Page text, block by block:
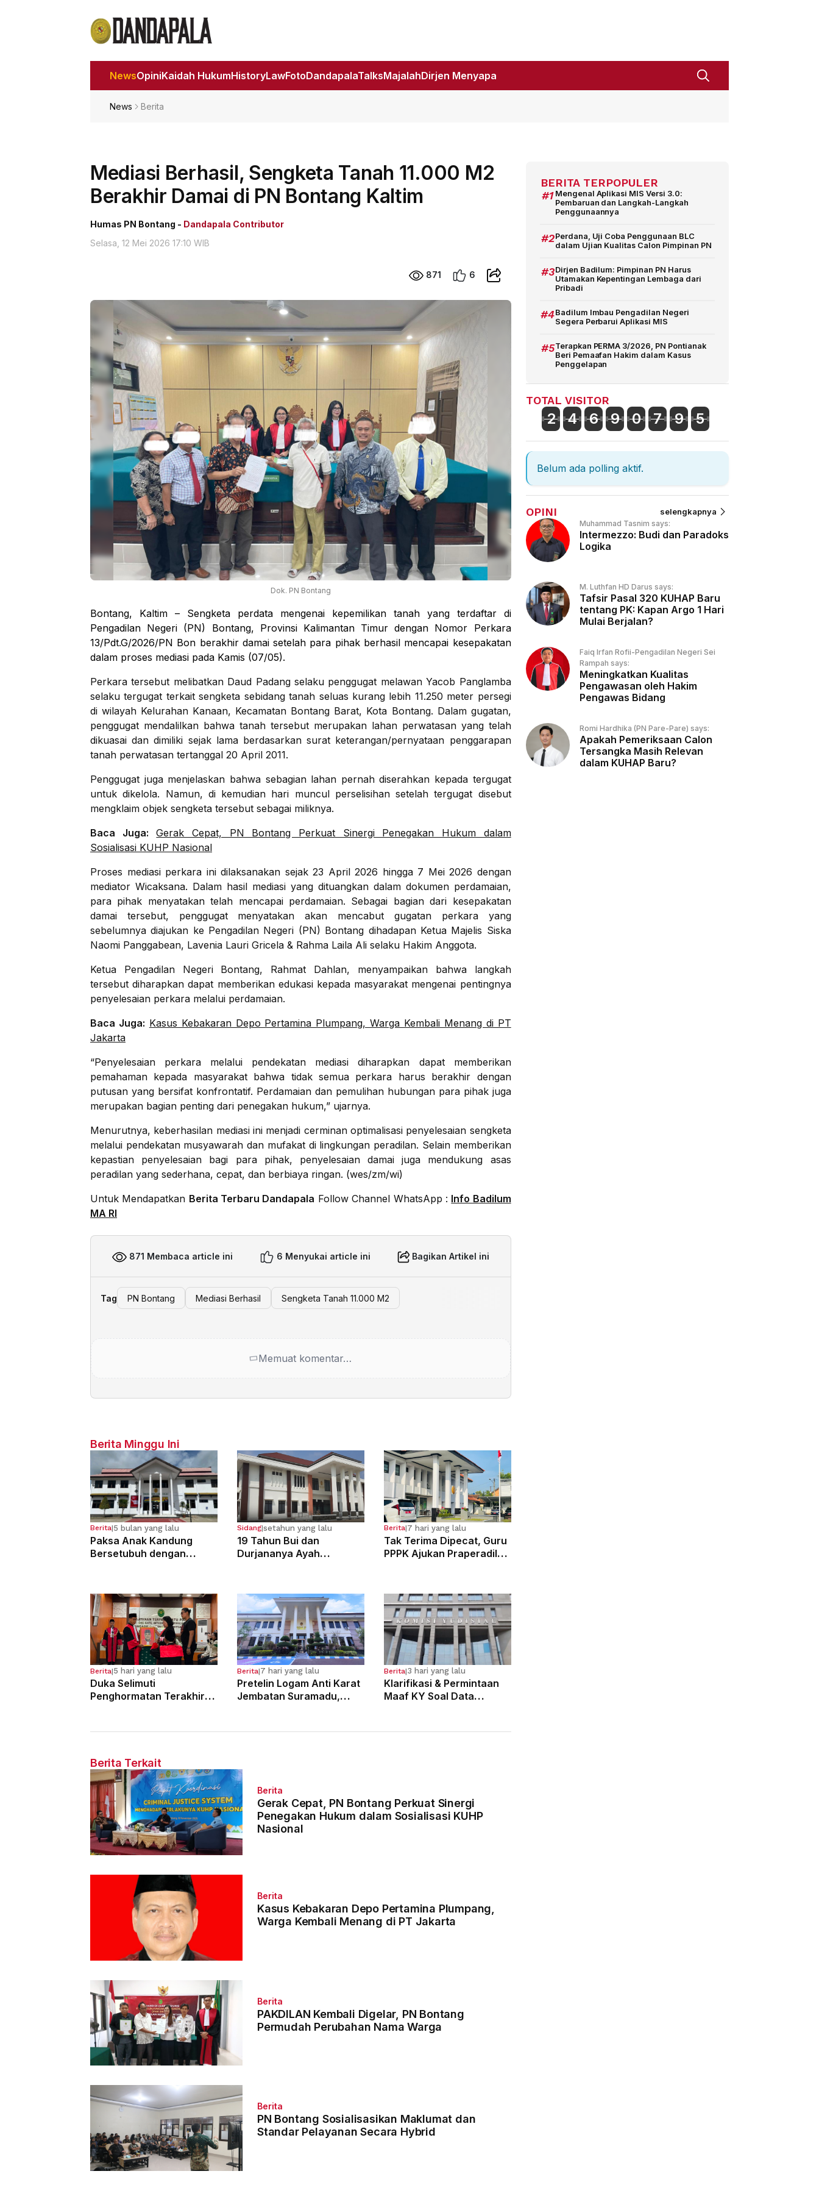
NewsOpiniKaidah HukumHistoryLawFotoDandapalaTalksMajalahDirjen Menyapa
News Berita
Mediasi Berhasil, Sengketa Tanah 11.000 M2
Berakhir Damai di PN Bontang Kaltim
Humas PN Bontang - Dandapala Contributor
Selasa, 12 Mei 2026 17:10 WIB
871 6
Dok. PN Bontang
Bontang, Kaltim – Sengketa perdata mengenai kepemilikan tanah yang terdaftar di
Pengadilan Negeri (PN) Bontang, Provinsi Kalimantan Timur dengan Nomor Perkara
13/Pdt.G/2026/PN Bon berakhir damai setelah para pihak berhasil mencapai kesepakatan
dalam proses mediasi pada Kamis (07/05).
Perkara tersebut melibatkan Daud Padang selaku penggugat melawan Yacob Panglamba
selaku tergugat terkait sengketa sebidang tanah seluas kurang lebih 11.250 meter persegi
di wilayah Kelurahan Kanaan, Kecamatan Bontang Barat, Kota Bontang. Dalam gugatan,
penggugat mendalilkan bahwa tanah tersebut merupakan lahan perwatasan yang telah
dikuasai dan dimiliki sejak lama berdasarkan surat keterangan/pernyataan penggarapan
tanah perwatasan tertanggal 20 April 2011.
Penggugat juga menjelaskan bahwa sebagian lahan pernah diserahkan kepada tergugat
untuk dikelola. Namun, di kemudian hari muncul perselisihan setelah tergugat disebut
mengklaim objek sengketa tersebut sebagai miliknya.
Baca Juga:
Gerak Cepat, PN Bontang Perkuat Sinergi Penegakan Hukum dalam
Sosialisasi KUHP Nasional
Proses mediasi perkara ini dilaksanakan sejak 23 April 2026 hingga 7 Mei 2026 dengan
mediator Wicaksana. Dalam hasil mediasi yang dituangkan dalam dokumen perdamaian,
para pihak menyatakan telah mencapai perdamaian. Sebagai bagian dari kesepakatan
damai tersebut, penggugat menyatakan akan mencabut gugatan perkara yang
sebelumnya diajukan ke Pengadilan Negeri (PN) Bontang dihadapan Ketua Majelis Siska
Naomi Panggabean, Lavenia Lauri Gricela & Rahma Laila Ali selaku Hakim Anggota.
Ketua Pengadilan Negeri Bontang, Rahmat Dahlan, menyampaikan bahwa langkah
tersebut diharapkan dapat memberikan edukasi kepada masyarakat mengenai pentingnya
penyelesaian perkara melalui perdamaian.
Baca Juga: Kasus Kebakaran Depo Pertamina Plumpang, Warga Kembali Menang di PT
Jakarta
“Penyelesaian perkara melalui pendekatan mediasi diharapkan dapat memberikan
pemahaman kepada masyarakat bahwa tidak semua perkara harus berakhir dengan
putusan yang bersifat konfrontatif. Perdamaian dan pemulihan hubungan para pihak juga
merupakan bagian penting dari penegakan hukum,” ujarnya.
Menurutnya, keberhasilan mediasi ini menjadi cerminan optimalisasi penyelesaian sengketa
melalui pendekatan musyawarah dan mufakat di lingkungan peradilan. Selain memberikan
kepastian penyelesaian bagi para pihak, penyelesaian damai juga mendukung asas
peradilan yang sederhana, cepat, dan berbiaya ringan. (wes/zm/wi)
Untuk Mendapatkan Berita Terbaru Dandapala Follow Channel WhatsApp : Info Badilum
MA RI
871 Membaca article ini 6 Menyukai article ini Bagikan Artikel ini
Tag PN Bontang Mediasi Berhasil Sengketa Tanah 11.000 M2
Memuat komentar…
Berita Minggu Ini
Berita|5 bulan yang lalu
Paksa Anak Kandung
Bersetubuh dengan
Sidang|setahun yang lalu
19 Tahun Bui dan
Durjananya Ayah
Berita|7 hari yang lalu
Tak Terima Dipecat, Guru
PPPK Ajukan Praperadilan
Berita|5 hari yang lalu
Duka Selimuti
Penghormatan Terakhir
Berita|7 hari yang lalu
Pretelin Logam Anti Karat
Jembatan Suramadu,
Berita|3 hari yang lalu
Klarifikasi & Permintaan
Maaf KY Soal Data
Berita Terkait
Berita
Gerak Cepat, PN Bontang Perkuat Sinergi
Penegakan Hukum dalam Sosialisasi KUHP
Nasional
Berita
Kasus Kebakaran Depo Pertamina Plumpang,
Warga Kembali Menang di PT Jakarta
Berita
PAKDILAN Kembali Digelar, PN Bontang
Permudah Perubahan Nama Warga
Berita
PN Bontang Sosialisasikan Maklumat dan
Standar Pelayanan Secara Hybrid
BERITA TERPOPULER
#1 Mengenal Aplikasi MIS Versi 3.0:
Pembaruan dan Langkah-Langkah
Penggunaannya
#2Perdana, Uji Coba Penggunaan BLC
dalam Ujian Kualitas Calon Pimpinan PN
#3Dirjen Badilum: Pimpinan PN Harus
Utamakan Kepentingan Lembaga dari
Pribadi
#4Badilum Imbau Pengadilan Negeri
Segera Perbarui Aplikasi MIS
#5Terapkan PERMA 3/2026, PN Pontianak
Beri Pemaafan Hakim dalam Kasus
Penggelapan
TOTAL VISITOR
2 4 6 9 0 7 9 5
Belum ada polling aktif.
OPINI selengkapnya
Muhammad Tasnim says:
Intermezzo: Budi dan Paradoks
Logika
M. Luthfan HD Darus says:
Tafsir Pasal 320 KUHAP Baru
tentang PK: Kapan Argo 1 Hari
Mulai Berjalan?
Faiq Irfan Rofii-Pengadilan Negeri Sei
Rampah says:
Meningkatkan Kualitas
Pengawasan oleh Hakim
Pengawas Bidang
Romi Hardhika (PN Pare-Pare) says:
Apakah Pemeriksaan Calon
Tersangka Masih Relevan
dalam KUHAP Baru?